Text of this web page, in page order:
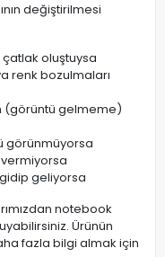
değiştirilmesi
çatlak oluştuysa
renk bozulmaları
(görüntü gelmeme)
görünmüyorsa
vermiyorsa
geliyorsa
notebook
Ürünün
fazla bilgi almak için